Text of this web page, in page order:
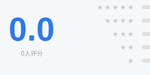
0.0
0人评分
★ ★ ★ ★ ★
★ ★ ★ ★
★ ★ ★
★ ★
★